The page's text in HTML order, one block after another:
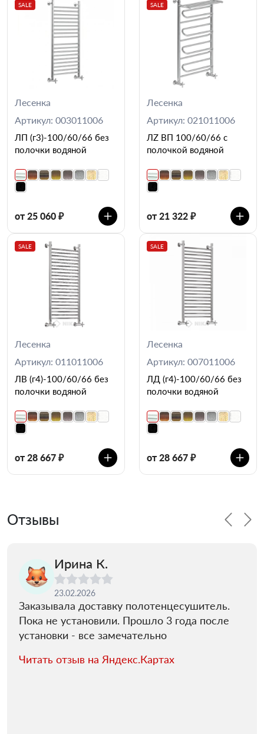
SALE
Лесенка
Артикул: 003011006
ЛП (г3)-100/60/66 без
полочки водяной
от 25 060 ₽
SALE
Лесенка
Артикул: 021011006
ЛZ ВП 100/60/66 с
полочкой водяной
от 21 322 ₽
SALE
Лесенка
Артикул: 011011006
ЛВ (г4)-100/60/66 без
полочки водяной
от 28 667 ₽
SALE
Лесенка
Артикул: 007011006
ЛД (г4)-100/60/66 без
полочки водяной
от 28 667 ₽
Отзывы
Ирина К.
23.02.2026
Заказывала доставку полотенцесушитель.
Пока не установили. Прошло 3 года после
установки - все замечательно
Читать отзыв на Яндекс.Картах